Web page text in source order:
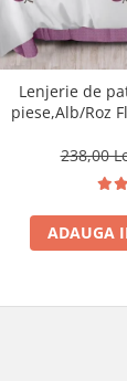
Lenjerie de
piese,Alb/Roz
238,00
ADAUGA